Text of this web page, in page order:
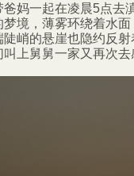
一起在凌晨5点去
境，薄雾环绕着水
峭的悬崖也隐约反
舅舅一家又再次去